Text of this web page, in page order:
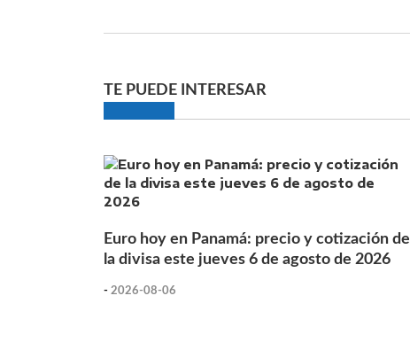
TE PUEDE INTERESAR
Euro hoy en Panamá: precio y cotización de
la divisa este jueves 6 de agosto de 2026
- 2026-08-06